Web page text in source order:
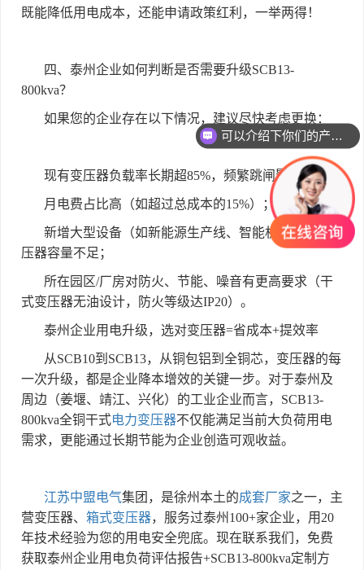
既能降低用电成本，还能申请政策红利，一举两得！
四、泰州企业如何判断是否需要升级SCB13-
800kva？
如果您的企业存在以下情况，建议尽快考虑更换：
现有变压器负载率长期超85%，频繁跳闸影响生产；
月电费占比高（如超过总成本的15%）；
新增大型设备（如新能源生产线、智能机床），原变
压器容量不足；
所在园区/厂房对防火、节能、噪音有更高要求（干
式变压器无油设计，防火等级达IP20）。
泰州企业用电升级，选对变压器=省成本+提效率
从SCB10到 SCB13，从铜包铝到全铜芯，变压器的每
一次升级，都是企业降本增效的关键一步。对于泰州及
周边（姜堰、靖江、兴化）的工业企业而言， SCB13-
800kva全铜干式电力变压器不仅能满足当前大负荷用电
需求，更能通过长期节能为企业创造可观收益。
江苏中盟电气集团，是徐州本土的成套厂家之一，主
营变压器、 箱式变压器，服务过泰州 100+家企业，用 20
年技术经验为您的用电安全兜底。现在联系我们，免费
获取泰州企业用电负荷评估报告+SCB13-800kva定制方
可以介绍下你们的产品么
你们是怎么收费的呢